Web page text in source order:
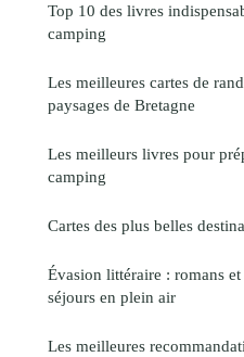
Top 10 des livres
camping
Les meilleures cartes de
paysages de Bretagne
Les meilleurs livres pour
camping
Cartes des plus belles
Évasion littéraire : romans
séjours en plein air
Les meilleures